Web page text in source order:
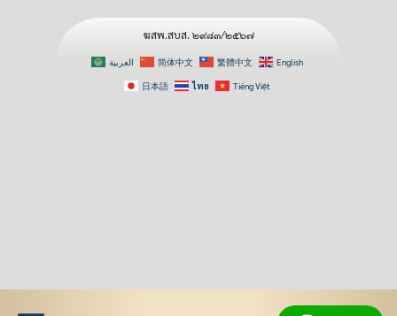
ฆสพ.สบส. ๒๙๘๓/๒๕๖๗
العربية 简体中文 繁體中文 English
日本語 ไทย Tiếng Việt